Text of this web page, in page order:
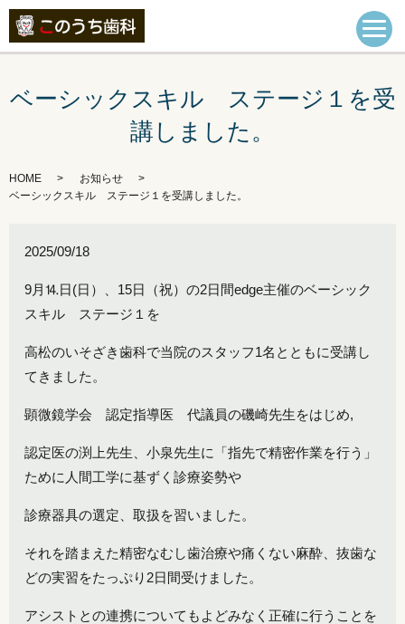
ベーシックスキル ステージ１を受
講しました。
HOME
お知らせ
ベーシックスキル ステージ１を受講しました。
2025/09/18
9月⒕日(日）、15日（祝）の2日間edge主催のベーシック
スキル ステージ１を
高松のいそざき歯科で当院のスタッフ1名とともに受講し
てきました。
顕微鏡学会 認定指導医 代議員の磯崎先生をはじめ,
認定医の渕上先生、小泉先生に「指先で精密作業を行う」
ために人間工学に基ずく診療姿勢や
診療器具の選定、取扱を習いました。
それを踏まえた精密なむし歯治療や痛くない麻酔、抜歯な
どの実習をたっぷり2日間受けました。
アシストとの連携についてもよどみなく正確に行うことを